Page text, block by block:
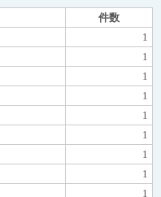
件数
1
1
1
1
1
1
1
1
1